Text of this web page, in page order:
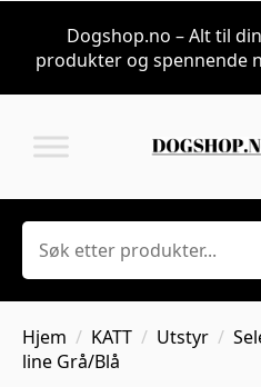
Dogshop.no – Alt til
produkter og spennende
Søk
Hjem KATT Utstyr
line Grå/Blå